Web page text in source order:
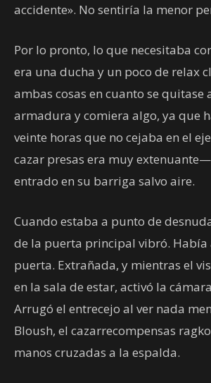
accidente». No sentiría la menor
Por lo pronto, lo que necesitaba
era una ducha y un poco de relax
ambas cosas en cuanto se quitase
armadura y comiera algo, ya que
veinte horas que no cejaba en el
cazar presas era muy
entrado en su barriga salvo aire.
Cuando estaba a punto de
de la puerta principal vibró. Había
puerta. Extrañada, y mientras el
en la sala de estar, activó la
Arrugó el entrecejo al ver nada
Bloush, el cazarrecompensas
manos cruzadas a la espalda.